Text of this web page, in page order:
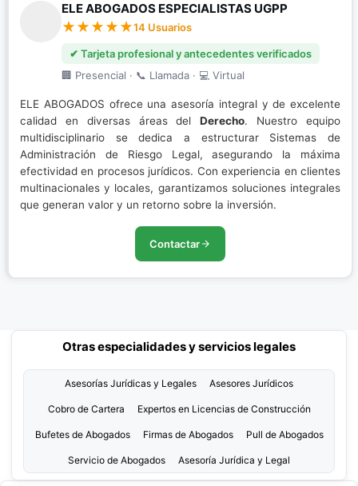
ELE ABOGADOS ESPECIALISTAS UGPP
14 Usuarios
✔ Tarjeta profesional y antecedentes verificados
🏢 Presencial · 📞 Llamada · 💻 Virtual
ELE ABOGADOS ofrece una asesoría integral y de excelente
calidad en diversas áreas delDerecho. Nuestro equipo
multidisciplinario se dedica a estructurar Sistemas de
Administración de Riesgo Legal, asegurando la máxima
efectividad en procesos jurídicos. Con experiencia en clientes
multinacionales y locales, garantizamos soluciones integrales
que generan valor y un retorno sobre la inversión.
Contactar
Otras especialidades y servicios legales
Asesorías Jurídicas y Legales Asesores Jurídicos
Cobro de Cartera Expertos en Licencias de Construcción
Bufetes de Abogados Firmas de Abogados Pull de Abogados
Servicio de Abogados Asesoría Jurídica y Legal